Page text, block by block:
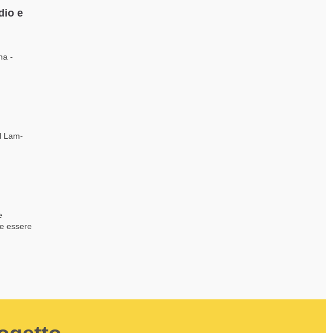
e
-
Lam-
essere